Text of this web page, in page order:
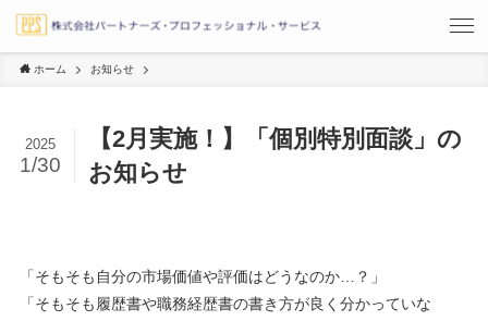
ホーム お知らせ
【2月実施！】「個別特別面談」の
お知らせ
2025
1/30
「そもそも自分の市場価値や評価はどうなのか…？」
「そもそも履歴書や職務経歴書の書き方が良く分かっていな